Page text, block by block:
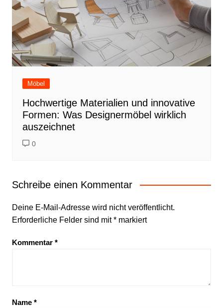
Möbel
Hochwertige Materialien und innovative
Formen: Was Designermöbel wirklich
auszeichnet
0
Schreibe einen Kommentar
Deine E-Mail-Adresse wird nicht veröffentlicht.
Erforderliche Felder sind mit*markiert
Kommentar *
Name *